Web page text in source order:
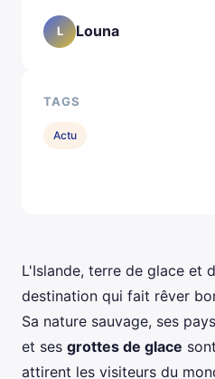
L'Islande, terre de glace et
destination qui fait rêver
Sa nature sauvage, ses
et ses grottes de glace
attirent les visiteurs du
L Louna
TAGS
Actu